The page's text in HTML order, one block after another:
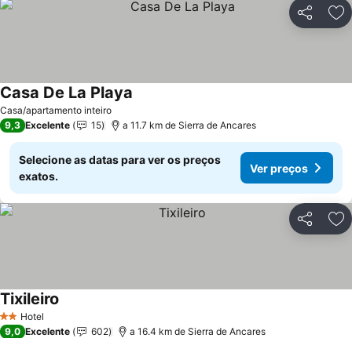
Partilhar
Casa/apartamento inteiro
Casa De La Playa
9,3 Excelente 15 a 11.7 km de Sierra de Ancares
Selecione as datas para ver os preços
exatos.
Ver preços
Partilhar
2 Estrelas
Hotel
Tixileiro
9,0 Excelente 602 a 16.4 km de Sierra de Ancares